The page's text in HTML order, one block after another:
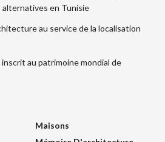
alternatives en Tunisie
au service de la localisation
inscrit au patrimoine mondial de
Maisons